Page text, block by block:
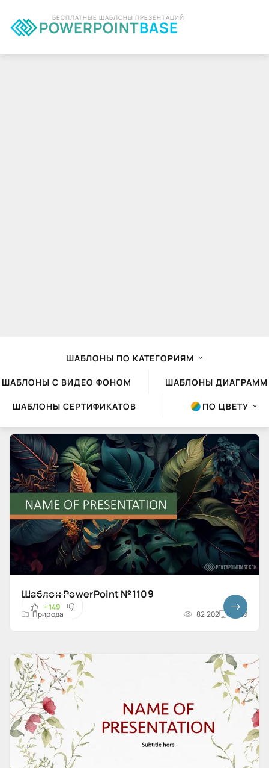
POWERPOINTBASE
БЕСПЛАТНЫЕ ШАБЛОНЫ ПРЕЗЕНТАЦИЙ
ШАБЛОНЫ ПО КАТЕГОРИЯМ
ШАБЛОНЫ С ВИДЕО ФОНОМ ШАБЛОНЫ ДИАГРАММ
ШАБЛОНЫ СЕРТИФИКАТОВ ПО ЦВЕТУ
Шаблон PowerPoint №1109
Природа 82 202 16x9
+149